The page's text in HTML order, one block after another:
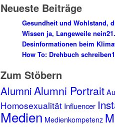
Neueste Beiträge
Gesundheit und Wohlstand,
Wissen ja, Langeweile nein
Desinformationen beim
How To: Drehbuch schreiben
Zum Stöbern
AlumniAlumni Portrait
Homosexualität Influencer
Medien Medienkompetenz